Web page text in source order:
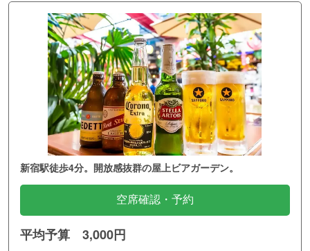
新宿駅徒歩4分。開放感抜群の屋上ビアガーデン。
空席確認・予約
平均予算 3,000円